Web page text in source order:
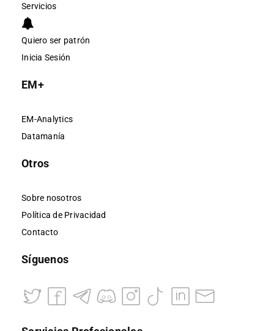
Servicios
Quiero ser patrón
Inicia Sesión
EM+
EM-Analytics
Datamanía
Otros
Sobre nosotros
Política de Privacidad
Contacto
Síguenos